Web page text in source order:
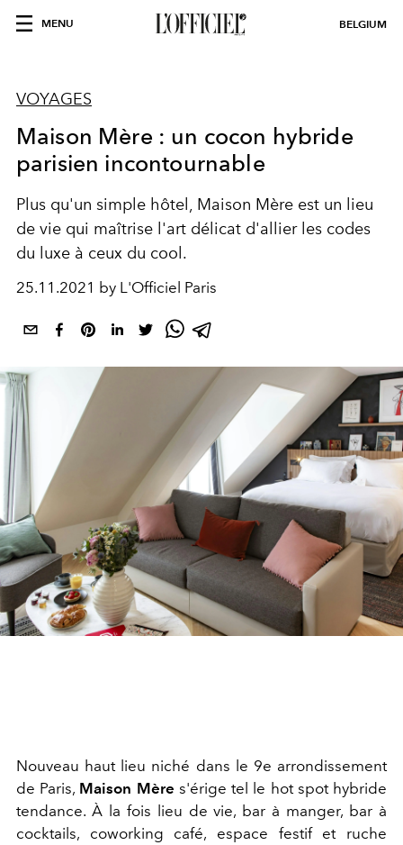
MENU BELGIUM
VOYAGES
Maison Mère : un cocon hybride
parisien incontournable
Plus qu'un simple hôtel, Maison Mère est un lieu
de vie qui maîtrise l'art délicat d'allier les codes
du luxe à ceux du cool.
25.11.2021 by L'Officiel Paris
Nouveau haut lieu niché dans le 9e arrondissement
de Paris, Maison Mère s'érige tel le hot spot hybride
tendance. À la fois lieu de vie, bar à manger, bar à
cocktails, coworking café, espace festif et ruche